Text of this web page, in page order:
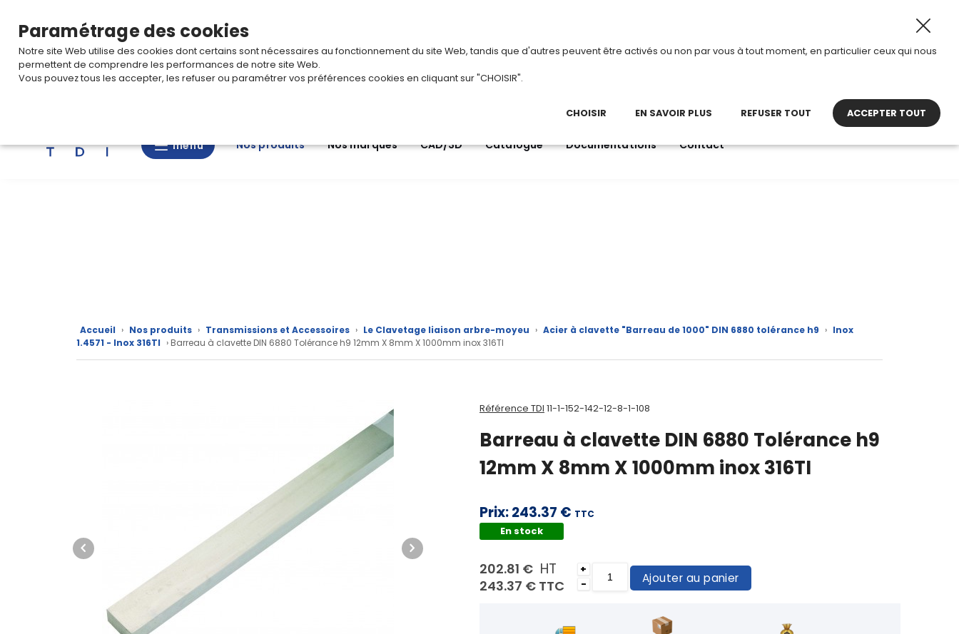
Du 3 au 28 août 2026, TDI passe en mode été. Horaires d’ouverture :
marques
menu
menu Nos produits Nos marques CAD/3D Catalogue Documentations Contact
Accueil › Nos produits › Transmissions et Accessoires › Le Clavetage liaison arbre-moyeu › Acier à clavette "Barreau de 1000" DIN 6880 tolérance h9 › Inox
1.4571 - Inox 316TI › Barreau à clavette DIN 6880 Tolérance h9 12mm X 8mm X 1000mm inox 316TI
Référence TDI 11-1-152-142-12-8-1-108
Barreau à clavette DIN 6880 Tolérance h9
12mm X 8mm X 1000mm inox 316TI
Prix:243.37 € TTC
En stock
202.81 € HT
243.37 € TTC
+
-
Ajouter au panier
Paramétrage des cookies
Notre site Web utilise des cookies dont certains sont nécessaires au fonctionnement du site Web, tandis que d'autres peuvent être activés ou non par vous à tout moment, en particulier ceux qui nous
permettent de comprendre les performances de notre site Web.
Vous pouvez tous les accepter, les refuser ou paramétrer vos préférences cookies en cliquant sur "CHOISIR".
CHOISIR EN SAVOIR PLUS REFUSER TOUT ACCEPTER TOUT